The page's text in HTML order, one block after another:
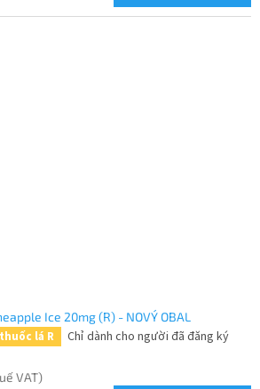
Ice 20mg (R) - NOVÝ OBAL
lá R
Chỉ dành cho người đã đăng ký
VAT)